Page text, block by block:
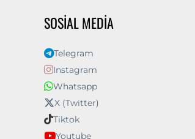
SOSIAL MEDIA
Telegram
Instagram
Whatsapp
X (Twitter)
Tiktok
Youtube